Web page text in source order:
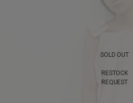
SOLD OUT
RESTOCK
REQUEST